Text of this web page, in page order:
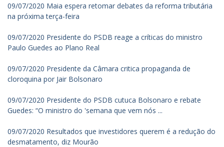
09/07/2020 Maia espera retomar debates da reforma tributária
na próxima terça-feira
09/07/2020 Presidente do PSDB reage a críticas do ministro
Paulo Guedes ao Plano Real
09/07/2020 Presidente da Câmara critica propaganda de
cloroquina por Jair Bolsonaro
09/07/2020 Presidente do PSDB cutuca Bolsonaro e rebate
Guedes: “O ministro do 'semana que vem nós ...
09/07/2020 Resultados que investidores querem é a redução do
desmatamento, diz Mourão